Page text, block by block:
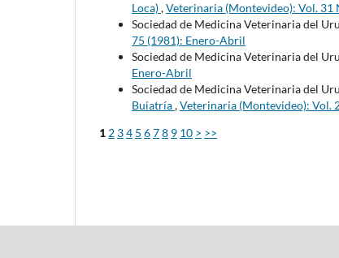
Loca),Veterinaria (Montevideo): Vol. 31
Sociedad de Medicina Veterinaria del
75 (1981): Enero-Abril
Sociedad de Medicina Veterinaria del
Enero-Abril
Sociedad de Medicina Veterinaria del
Buiatría,Veterinaria (Montevideo): Vol.
12 34 5 678 9 10 > >>